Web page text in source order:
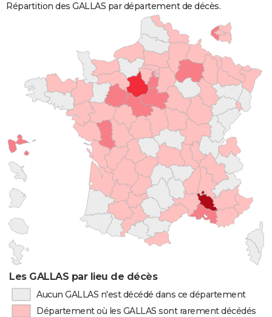
Répartition des GALLAS par département de décès.
Les GALLAS par lieu de décès
Aucun GALLAS n'est décédé dans ce département
Département où les GALLAS sont rarement décédés